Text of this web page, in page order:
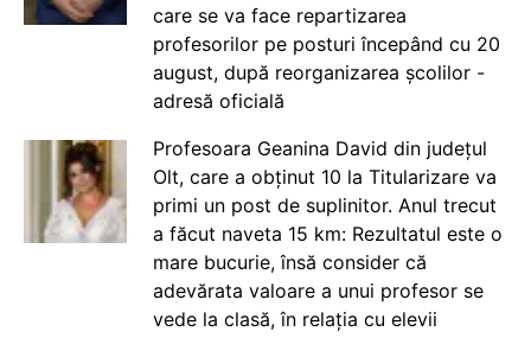
care se va face repartizarea
profesorilor pe posturi începând cu 20
august, după reorganizarea școlilor -
adresă oficială
Profesoara Geanina David din județul
Olt, care a obținut 10 la Titularizare va
primi un post de suplinitor. Anul trecut
a făcut naveta 15 km: Rezultatul este o
mare bucurie, însă consider că
adevărata valoare a unui profesor se
vede la clasă, în relația cu elevii